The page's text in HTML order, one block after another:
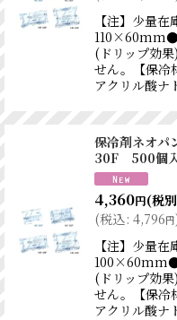
【注】少量
110×60mm●
(ドリップ効
せん。【保冷
アクリル酸
保冷剤ネオ
30F 500個
4,360円(税
(税込: 4,796円
【注】少量
100×60mm●
(ドリップ効
せん。【保冷
アクリル酸